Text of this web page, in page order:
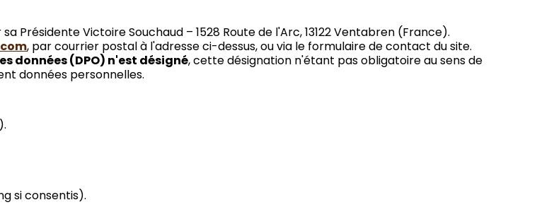
Présidente Victoire Souchaud – 1528 Route de l'Arc, 13122 Ventabren (France).
, par courrier postal à l'adresse ci-dessus, ou via le formulaire de contact du site.
données (DPO) n'est désigné, cette désignation n'étant pas obligatoire au sens de
données personnelles.
si consentis).